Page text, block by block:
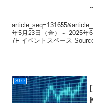
年5月23日（金）～ 2025年
7F イベントスペース
STO